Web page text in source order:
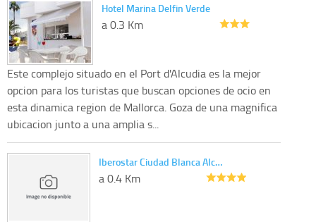
Hotel Marina Delfin Verde
a 0.3 Km
Este complejo situado en el Port d'Alcudia es la mejor
opcion para los turistas que buscan opciones de ocio en
esta dinamica region de Mallorca. Goza de una magnifica
ubicacion junto a una amplia s...
Iberostar Ciudad Blanca Alc…
a 0.4 Km